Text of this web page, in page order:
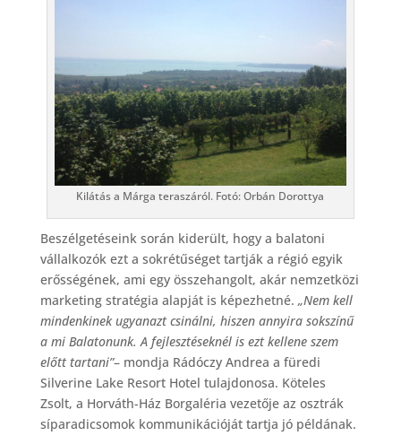
Kilátás a Márga teraszáról. Fotó: Orbán Dorottya
Beszélgetéseink során kiderült, hogy a balatoni
vállalkozók ezt a sokrétűséget tartják a régió egyik
erősségének, ami egy összehangolt, akár nemzetközi
marketing stratégia alapját is képezhetné. „Nem kell
mindenkinek ugyanazt csinálni, hiszen annyira sokszínű
a mi Balatonunk. A fejlesztéseknél is ezt kellene szem
előtt tartani”– mondja Rádóczy Andrea a füredi
Silverine Lake Resort Hotel tulajdonosa. Köteles
Zsolt, a Horváth-Ház Borgaléria vezetője az osztrák
síparadicsomok kommunikációját tartja jó példának.